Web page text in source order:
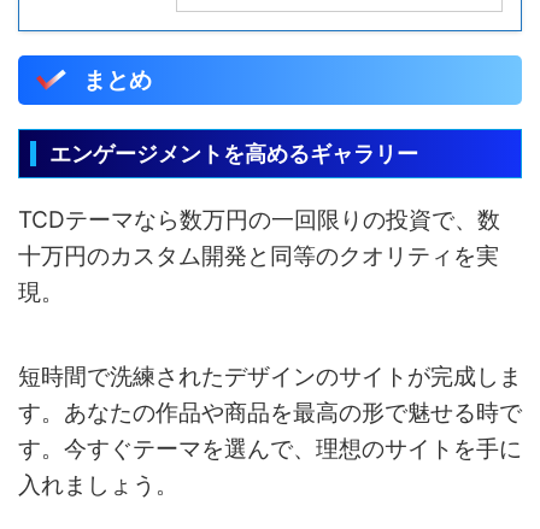
まとめ
エンゲージメントを高めるギャラリー
TCDテーマなら数万円の一回限りの投資で、数
十万円のカスタム開発と同等のクオリティを実
現。
短時間で洗練されたデザインのサイトが完成しま
す。あなたの作品や商品を最高の形で魅せる時で
す。今すぐテーマを選んで、理想のサイトを手に
入れましょう。